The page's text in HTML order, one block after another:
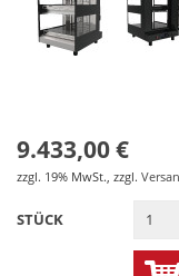
9.433,00 €
zzgl. 19% MwSt., zzgl.
STÜCK